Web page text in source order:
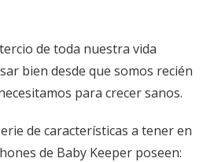
de toda nuestra vida
bien desde que somos recién
para crecer sanos.
de características a tener en
de Baby Keeper poseen: